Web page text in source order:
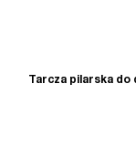
Tarcza pilarska do